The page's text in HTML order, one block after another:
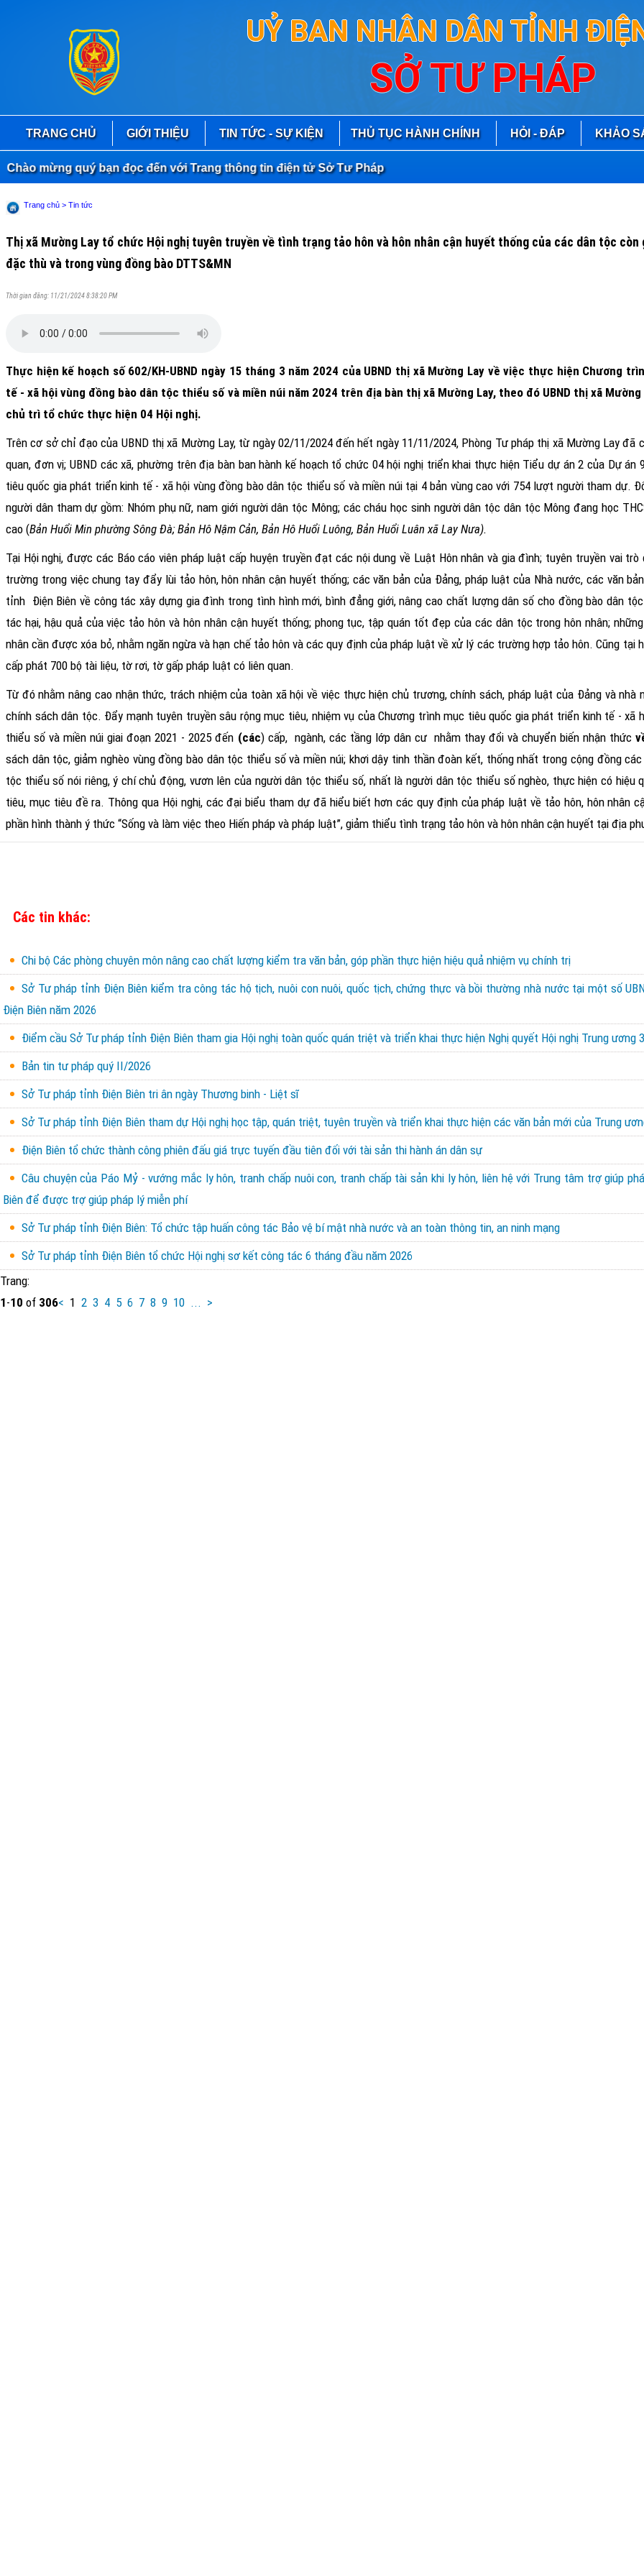
UỶ BAN NHÂN DÂN TỈNH
SỞ TƯ PHÁP
TRANG CHỦ GIỚI THIỆU TIN TỨC - SỰ KIỆN THỦ TỤC HÀNH CHÍNH HỎI - ĐÁP KHẢO
mừng quý bạn đọc đến với Trang thông tin điện tử Sở Tư Pháp
Trang chủ > Tin tức
Thị xã Mường Lay tổ chức Hội nghị tuyên truyền về tình trạng tảo hôn và hôn nhân cận huyết thống của các dân tộc còn
đặc thù và trong vùng đồng bào DTTS&MN
Thời gian đăng: 11/21/2024 8:38:20 PM
Thực hiện kế hoạch số 602/KH-UBND ngày 15 tháng 3 năm 2024 của UBND thị xã Mường Lay về việc thực hiện Chương
tế - xã hội vùng đồng bào dân tộc thiểu số và miền núi năm 2024 trên địa bàn thị xã Mường Lay, theo đó UBND thị xã
chủ trì tổ chức thực hiện 04 Hội nghị.
Trên cơ sở chỉ đạo của UBND thị xã Mường Lay, từ ngày 02/11/2024 đến hết ngày 11/11/2024, Phòng Tư pháp thị xã Mường Lay đã
quan, đơn vị; UBND các xã, phường trên địa bàn ban hành kế hoạch tổ chức 04 hội nghị triển khai thực hiện Tiểu dự án 2 của Dự án
tiêu quốc gia phát triển kinh tế - xã hội vùng đồng bào dân tộc thiểu số và miền núi tại 4 bản vùng cao với 754 lượt người tham dự.
người dân tham dự gồm: Nhóm phụ nữ, nam giới người dân tộc Mông; các cháu học sinh người dân tộc dân tộc Mông đang học
cao (Bản Huổi Min phường Sông Đà; Bản Hô Nậm Cản, Bản Hô Huổi Luông, Bản Huổi Luân xã Lay Nưa).
Tại Hội nghị, được các Báo cáo viên pháp luật cấp huyện truyền đạt các nội dung về Luật Hôn nhân và gia đình; tuyên truyền vai trò
trường trong việc chung tay đẩy lùi tảo hôn, hôn nhân cận huyết thống; các văn bản của Đảng, pháp luật của Nhà nước, các văn
tỉnh Điện Biên về công tác xây dựng gia đình trong tình hình mới, bình đẳng giới, nâng cao chất lượng dân số cho đồng bào dân
tác hại, hậu quả củaviệc tảo hôn và hôn nhân cận huyết thống; phong tục, tập quán tốt đẹp của các dân tộc trong hôn nhân;
nhân cần được xóa bỏ, nhằm ngăn ngừa và hạn chế tảo hôn và các quy định của pháp luật về xử lý các trường hợp tảo hôn. Cũng tại
cấp phát 700 bộ tài liệu, tờ rơi, tờ gấp pháp luật có liên quan.
Từ đó nhằm nâng cao nhận thức, trách nhiệm của toàn xã hội về việc thực hiện chủ trương, chính sách, pháp luật của Đảng và nhà
chính sách dân tộc. Đẩy mạnh tuyên truyền sâu rộng mục tiêu, nhiệm vụ của Chương trình mục tiêu quốc gia phát triển kinh tế - xã
thiểu số và miền núi giai đoạn 2021 - 2025 đến (các)cấp, ngành, các tầng lớp dân cư nhằm thay đổi và chuyển biến nhận thức
sách dân tộc, giảm nghèo vùng đồng bào dân tộc thiểu số và miền núi; khơi dậy tinh thần đoàn kết, thống nhất trong cộng đồng
tộc thiểu số nói riêng, ý chí chủ động, vươn lên của người dân tộc thiểu số, nhất là người dân tộc thiểu số nghèo, thực hiện có hiệu
tiêu, mục tiêu đề ra. Thông qua Hội nghị, các đại biểu tham dự đã hiểu biết hơn các quy định của pháp luật về tảo hôn, hôn nhân
phần hình thành ý thức “Sống và làm việc theo Hiến pháp và pháp luật”, giảm thiểu tình trạng tảo hôn và hôn nhân cận huyết tại địa
Các tin khác:
Chi bộ Các phòng chuyên môn nâng cao chất lượng kiểm tra văn bản, góp phần thực hiện hiệu quả nhiệm vụ chính trị
Sở Tư pháp tỉnh Điện Biên kiểm tra công tác hộ tịch, nuôi con nuôi, quốc tịch, chứng thực và bồi thường nhà nước tại một số
Điện Biên năm 2026
Điểm cầu Sở Tư pháp tỉnh Điện Biên tham gia Hội nghị toàn quốc quán triệt và triển khai thực hiện Nghị quyết Hội nghị Trung ương 3
Bản tin tư pháp quý II/2026
Sở Tư pháp tỉnh Điện Biên tri ân ngày Thương binh - Liệt sĩ
Sở Tư pháp tỉnh Điện Biên tham dự Hội nghị học tập, quán triệt, tuyên truyền và triển khai thực hiện các văn bản mới của Trung
Điện Biên tổ chức thành công phiên đấu giá trực tuyến đầu tiên đối với tài sản thi hành án dân sự
Câu chuyện của Páo Mỷ - vướng mắc ly hôn, tranh chấp nuôi con, tranh chấp tài sản khi ly hôn, liên hệ với Trung tâm trợ giúp
Biên để được trợ giúp pháp lý miễn phí
Sở Tư pháp tỉnh Điện Biên: Tổ chức tập huấn công tác Bảo vệ bí mật nhà nước và an toàn thông tin, an ninh mạng
Sở Tư pháp tỉnh Điện Biên tổ chức Hội nghị sơ kết công tác 6 tháng đầu năm 2026
Trang:
1-10 of 306< 1 2 3 4 5 6 7 8 9 10 ... >